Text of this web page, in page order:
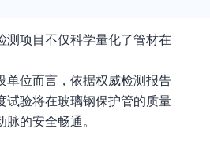
测项目不仅科学量化了管材在
单位而言，依据权威检测报告
试验将在玻璃钢保护管的质量
的安全畅通。